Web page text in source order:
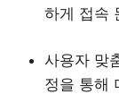
하게 접속
사용자 맞
정을 통해